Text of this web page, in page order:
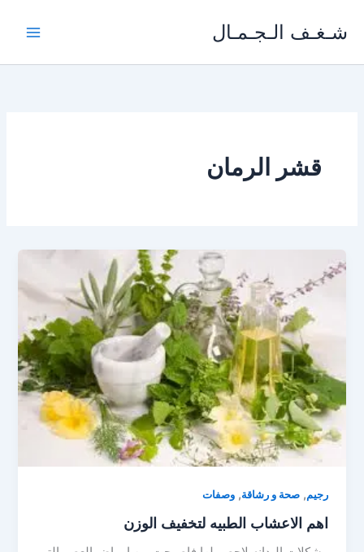
شـغـف الـجـمـال
قشر الرمان
رجيم,صحة و رشاقة,وصفات
اهم الاعشاب الطبيه لتخفيف الوزن